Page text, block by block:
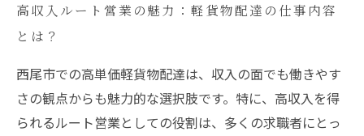
高収入ルート営業の魅力：軽貨物配達の仕事内容
とは？
西尾市での高単価軽貨物配達は、収入の面でも働きやす
さの観点からも魅力的な選択肢です。特に、高収入を得
られるルート営業としての役割は、多くの求職者にとっ